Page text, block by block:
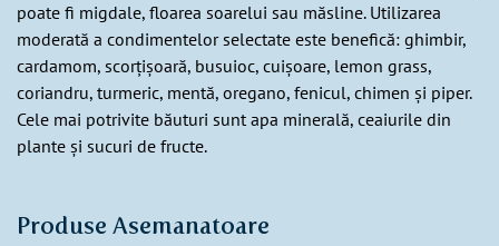
poate fi migdale, floarea soarelui sau măsline. Utilizarea
moderată a condimentelor selectate este benefică: ghimbir,
cardamom, scorțișoară, busuioc, cuișoare, lemon grass,
coriandru, turmeric, mentă, oregano, fenicul, chimen și piper.
Cele mai potrivite băuturi sunt apa minerală, ceaiurile din
plante și sucuri de fructe.
Produse Asemanatoare